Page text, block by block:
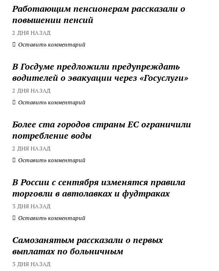
Работающим пенсионерам рассказали о
повышении пенсий
2 ДНЯ НАЗАД
Оставить комментарий
В Госдуме предложили предупреждать
водителей о эвакуации через «Госуслуги»
2 ДНЯ НАЗАД
Оставить комментарий
Более ста городов страны ЕС ограничили
потребление воды
2 ДНЯ НАЗАД
Оставить комментарий
В России с сентября изменятся правила
торговли в автолавках и фудтраках
3 ДНЯ НАЗАД
Оставить комментарий
Самозанятым рассказали о первых
выплатах по больничным
3 ДНЯ НАЗАД